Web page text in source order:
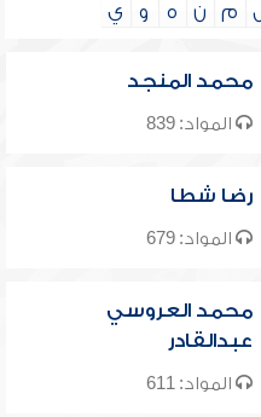
م ن ه و ي
محمد المنجد
المواد: 839
رضا شطا
المواد: 679
محمد العروسي
عبدالقادر
المواد: 611